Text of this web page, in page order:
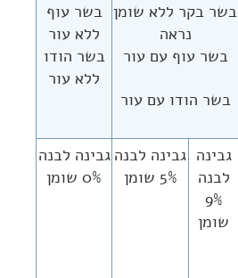
בשר בקר ללא שומן
נראה
בשר עוף עם עור
בשר הודו עם עור
בשר עוף
ללא עור
בשר הודו
ללא עור
גבינה
לבנה
9%
שומן
גבינה לבנה
5% שומן
גבינה לבנה
0% שומן